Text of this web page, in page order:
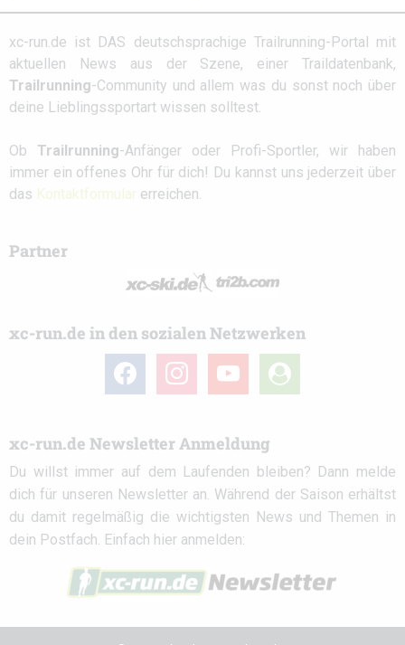
xc-run.de ist DAS deutschsprachige Trailrunning-Portal mit
aktuellen News aus der Szene, einer Traildatenbank,
Trailrunning-Community und allem was du sonst noch über
deine Lieblingssportart wissen solltest.
Ob Trailrunning-Anfänger oder Profi-Sportler, wir haben
immer ein offenes Ohr für dich! Du kannst uns jederzeit über
das Kontaktformular erreichen.
Partner
xc-run.de in den sozialen Netzwerken
facebook instagramyoutube
user-
circle
xc-run.de Newsletter Anmeldung
Du willst immer auf dem Laufenden bleiben? Dann melde
dich für unseren Newsletter an. Während der Saison erhältst
du damit regelmäßig die wichtigsten News und Themen in
dein Postfach. Einfach hier anmelden: